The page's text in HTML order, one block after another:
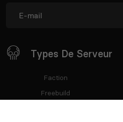
Types De Serveur
Faction
Freebuild